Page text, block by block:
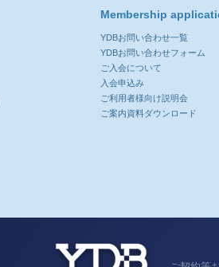
Membership
YDBお問い合わせ一覧
YDBお問い合わせフォーム
ご入会について
入会申込み
ご利用者様向け説明会
ご案内資料ダウンロード